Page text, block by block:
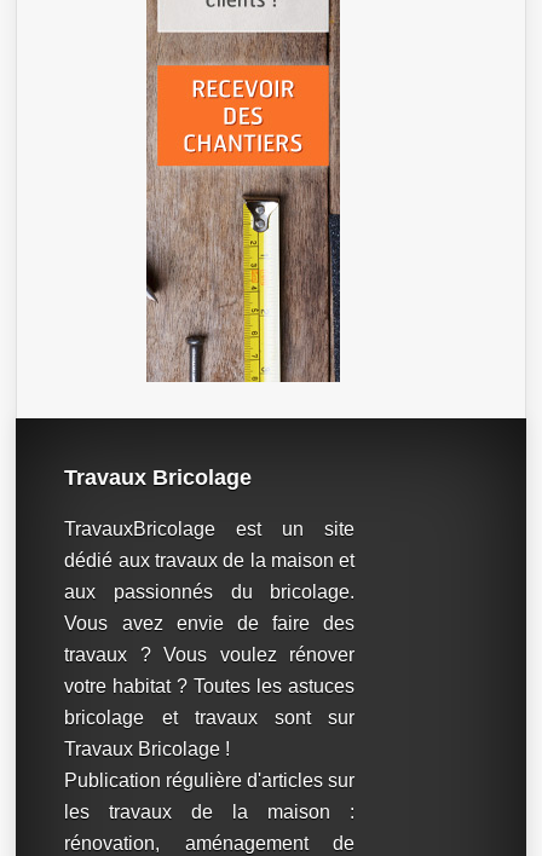
Travaux Bricolage
TravauxBricolage est un site
dédié aux travaux de la maison et
aux passionnés du bricolage.
Vous avez envie de faire des
travaux ? Vous voulez rénover
votre habitat ? Toutes les astuces
bricolage et travaux sont sur
Travaux Bricolage !
Publication régulière d'articles sur
les travaux de la maison :
rénovation, aménagement de